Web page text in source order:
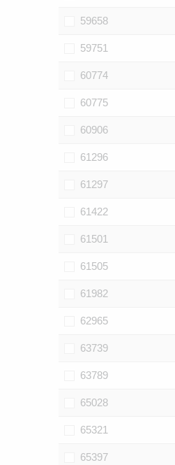
59658
59751
60774
60775
60906
61296
61297
61422
61501
61505
61982
62965
63739
63789
65028
65321
65397